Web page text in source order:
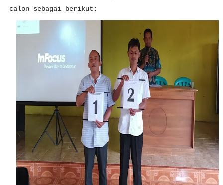
calon sebagai berikut: